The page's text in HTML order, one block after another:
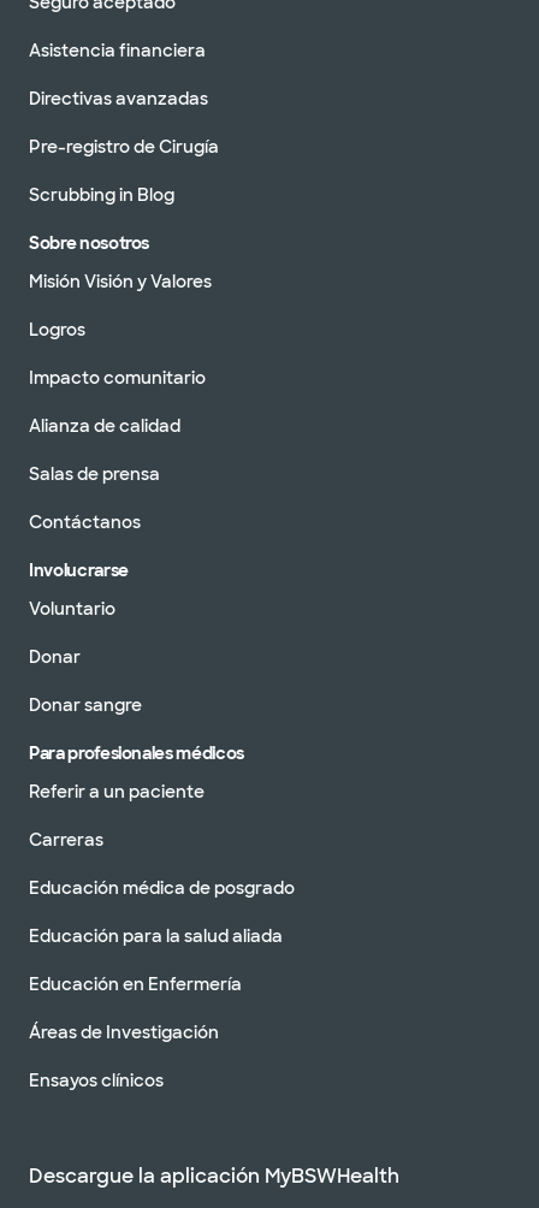
Asistencia financiera
Directivas avanzadas
Pre-registro de Cirugía
Scrubbing in Blog
Sobre nosotros
Misión Visión y Valores
Logros
Impacto comunitario
Alianza de calidad
Salas de prensa
Contáctanos
Involucrarse
Voluntario
Donar
Donar sangre
Para profesionales médicos
Referir a un paciente
Carreras
Educación médica de posgrado
Educación para la salud aliada
Educación en Enfermería
Áreas de Investigación
Ensayos clínicos
Descargue la aplicación MyBSWHealth